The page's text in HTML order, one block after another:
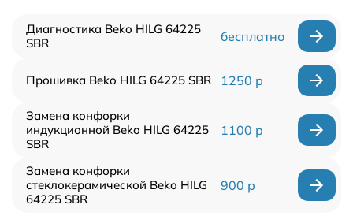
Диагностика Beko HILG 64225
SBR
бесплатно
Прошивка Beko HILG 64225 SBR 1250 р
Замена конфорки
индукционной Beko HILG 64225
SBR
1100 р
Замена конфорки
стеклокерамической Beko HILG
64225 SBR
900 р